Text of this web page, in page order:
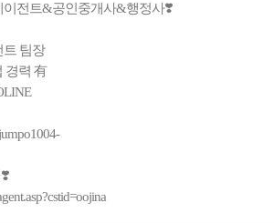
이전트&공인중개사&행정사❣️
트 팀장
경력 有